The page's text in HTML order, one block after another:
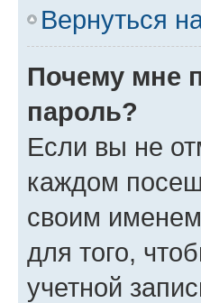
Вернуться
Почему мне
пароль?
Если вы не
каждом
своим
для того,
учетной